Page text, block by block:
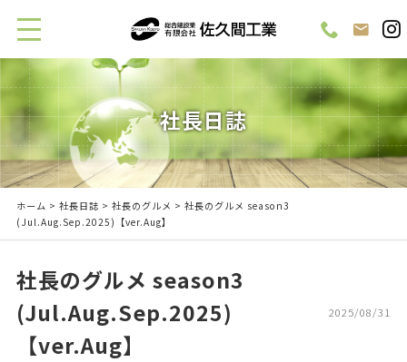
社長日誌
ホーム > 社長日誌 > 社長のグルメ > 社長のグルメ season3
(Jul.Aug.Sep.2025)【ver.Aug】
社長のグルメ season3
(Jul.Aug.Sep.2025)
【ver.Aug】
2025/08/31